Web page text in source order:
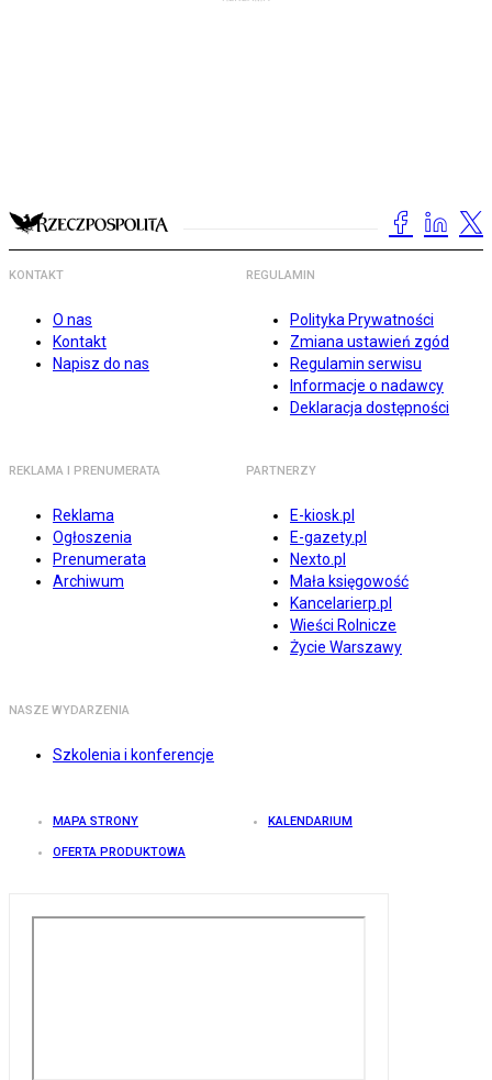
KONTAKT
O nas
Kontakt
Napisz do nas
REGULAMIN
Polityka Prywatności
Zmiana ustawień zgód
Regulamin serwisu
Informacje o nadawcy
Deklaracja dostępności
REKLAMA I PRENUMERATA
Reklama
Ogłoszenia
Prenumerata
Archiwum
PARTNERZY
E-kiosk.pl
E-gazety.pl
Nexto.pl
Mała księgowość
Kancelarierp.pl
Wieści Rolnicze
Życie Warszawy
NASZE WYDARZENIA
Szkolenia i konferencje
MAPA STRONY KALENDARIUM
OFERTA PRODUKTOWA